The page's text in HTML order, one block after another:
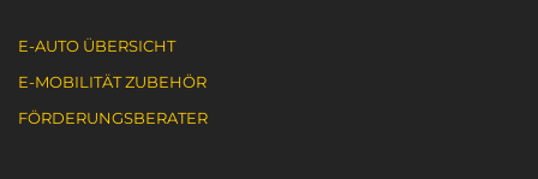
E-AUTO ÜBERSICHT
E-MOBILITÄT ZUBEHÖR
FÖRDERUNGSBERATER